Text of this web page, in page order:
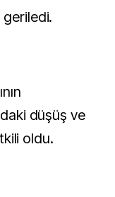
düşüş ve
oldu.